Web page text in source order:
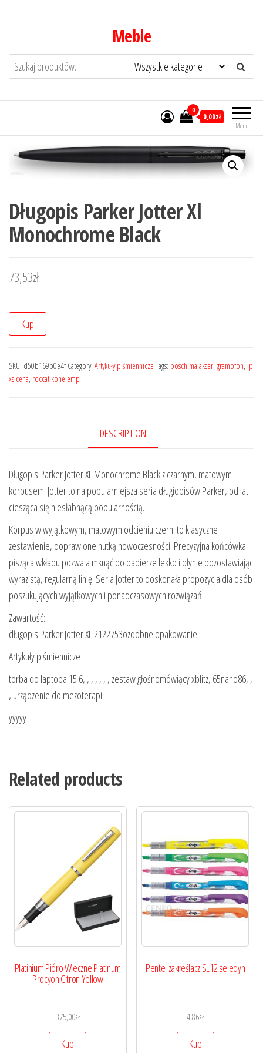
Meble
Menu
0
0,00zł
Długopis Parker Jotter Xl
Monochrome Black
73,53zł
Kup
SKU: d50b169b0e4f Category: Artykuły piśmiennicze Tags: bosch malakser, gramofon, ip
xs cena, roccat kone emp
DESCRIPTION
Długopis Parker Jotter XL Monochrome Black z czarnym, matowym
korpusem. Jotter to najpopularniejsza seria długiopisów Parker, od lat
ciesząca się niesłabnącą popularnością.
Korpus w wyjątkowym, matowym odcieniu czerni to klasyczne
zestawienie, doprawione nutką nowoczesności. Precyzyjna końcówka
pisząca wkładu pozwala mknąć po papierze lekko i płynie pozostawiając
wyrazistą, regularną linię. Seria Jotter to doskonała propozycja dla osób
poszukujących wyjątkowych i ponadczasowych rozwiązań.
Zawartość:
długopis Parker Jotter XL 2122753ozdobne opakowanie
Artykuły piśmiennicze
torba do laptopa 15 6, , , , , , , zestaw głośnomówiący xblitz, 65nano86, ,
, urządzenie do mezoterapii
yyyyy
Related products
Platinium Pióro Wieczne Platinum
Procyon Citron Yellow
375,00zł
Kup
Pentel zakreślacz SL12 seledyn
4,86zł
Kup